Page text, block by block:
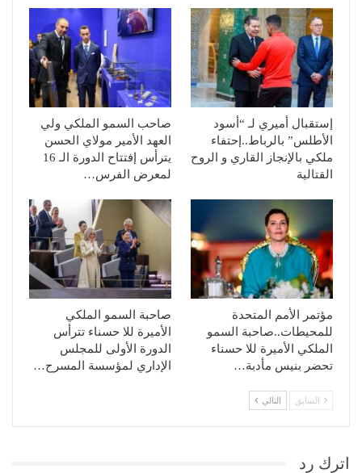
إستقبال أميري لـ “أسود
الأطلس” بالرباط..إحتفاء
ملكي بالإنجاز القاري و الروح
القتالية
صاحب السمو الملكي ولي
العهد الأمير مولاي الحسن
يترأس إفتتاح الدورة الـ 16
لمعرض الفرس…
مؤتمر الأمم المتحدة
للمحيطات..صاحبة السمو
الملكي الأميرة للا حسناء
تحضر بنيس مأدبة…
صاحبة السمو الملكي
الأميرة للا حسناء تترأس
الدورة الأولى للمجلس
الإداري لمؤسسة المسرح…
السابق التالي
اترك رد